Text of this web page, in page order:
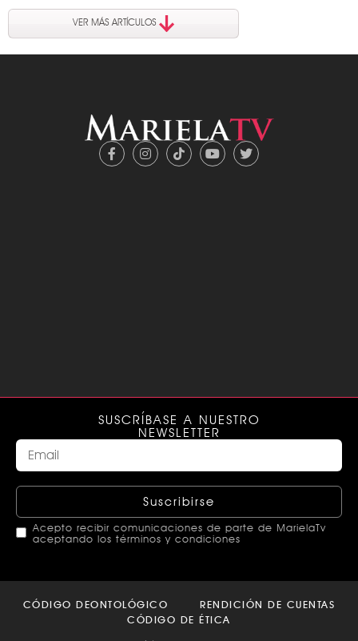
VER MÁS ARTÍCULOS
SUSCRÍBASE A NUESTRO
NEWSLETTER
Suscribirse
Acepto recibir comunicaciones de parte de MarielaTv
aceptando los términos y condiciones
should
CÓDIGO DEONTOLÓGICO
RENDICIÓN DE CUENTAS
CÓDIGO DE ÉTICA